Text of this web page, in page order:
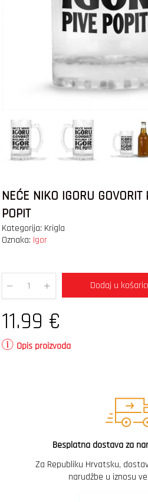
NEĆE NIKO IGORU
POPIT
Kategorija: Krigla
Oznaka: Igor
Quantity
Dodaj u
11.99 €
Opis proizvoda
Besplatna dostava za
Za Republiku Hrvatsku,
narudžbe u iznosu